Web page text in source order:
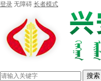
登录 无障碍 长者模式
搜索